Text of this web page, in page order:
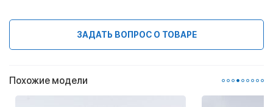
ЗАДАТЬ ВОПРОС О ТОВАРЕ
Похожие модели